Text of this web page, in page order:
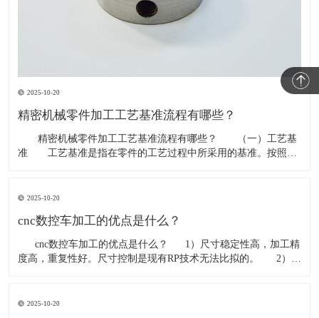
2025-10-20
精密机械零件加工工艺基准流程有哪些？
​ 精密机械零件加工工艺基准流程有哪些？ （一）工艺基
准 工艺基准是指在零件的工艺过程中所采用的基准。按照用
2025-10-20
cnc数控车加工的优点是什么？
​ cnc数控车加工的优点是什么？ 1）尺寸稳定性高，加工精
度高，重复性好。尺寸控制是现有RP技术无法比拟的。 2）材
2025-10-20